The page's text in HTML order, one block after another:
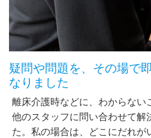
疑問や問題を、その場で
なりました
離床介護時などに、わからない
他のスタッフに問い合わせて解
た。私の場合は、どこにだれが